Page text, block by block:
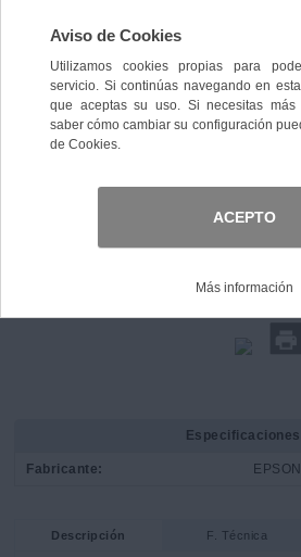
Compartir:
Especificaciones
Fabricante: EPSON
Descripción F. Técnica